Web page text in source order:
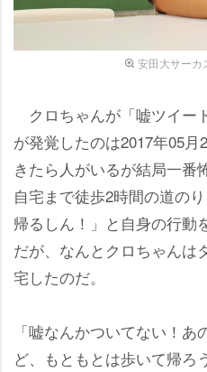
安田大サーカ
クロちゃんが「嘘ツイー
が発覚したのは2017年05
きたら人がいるが結局一番
自宅まで徒歩2時間の道の
帰るしん！」と自身の行動
だが、なんとクロちゃんは
宅したのだ。
「嘘なんかついてない！
ど、もともとは歩いて帰ろ